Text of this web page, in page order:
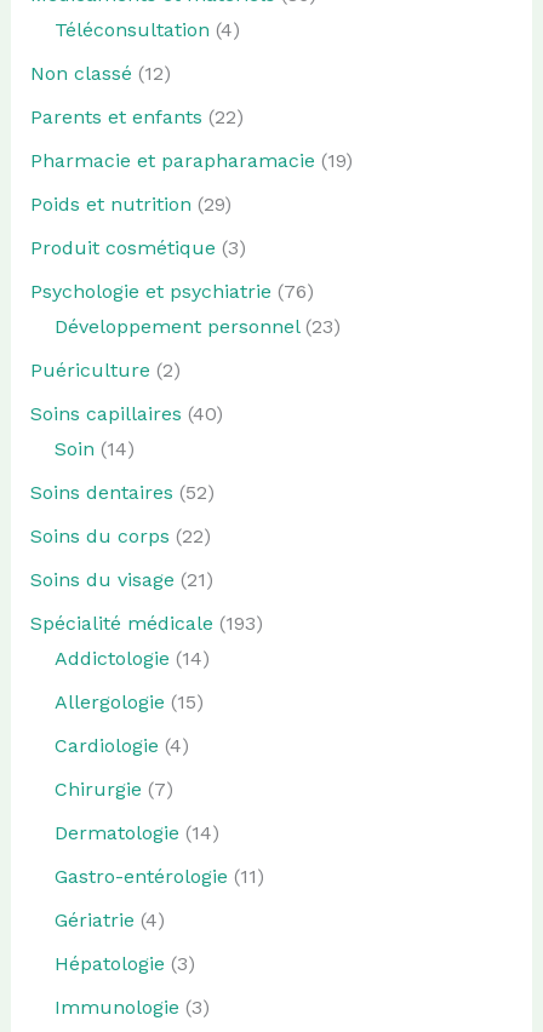
Téléconsultation (4)
Non classé (12)
Parents et enfants (22)
Pharmacie et parapharamacie (19)
Poids et nutrition (29)
Produit cosmétique (3)
Psychologie et psychiatrie (76)
Développement personnel(23)
Puériculture (2)
Soins capillaires (40)
Soin (14)
Soins dentaires (52)
Soins du corps (22)
Soins du visage (21)
Spécialité médicale (193)
Addictologie (14)
Allergologie (15)
Cardiologie (4)
Chirurgie (7)
Dermatologie (14)
Gastro-entérologie (11)
Gériatrie (4)
Hépatologie (3)
Immunologie (3)